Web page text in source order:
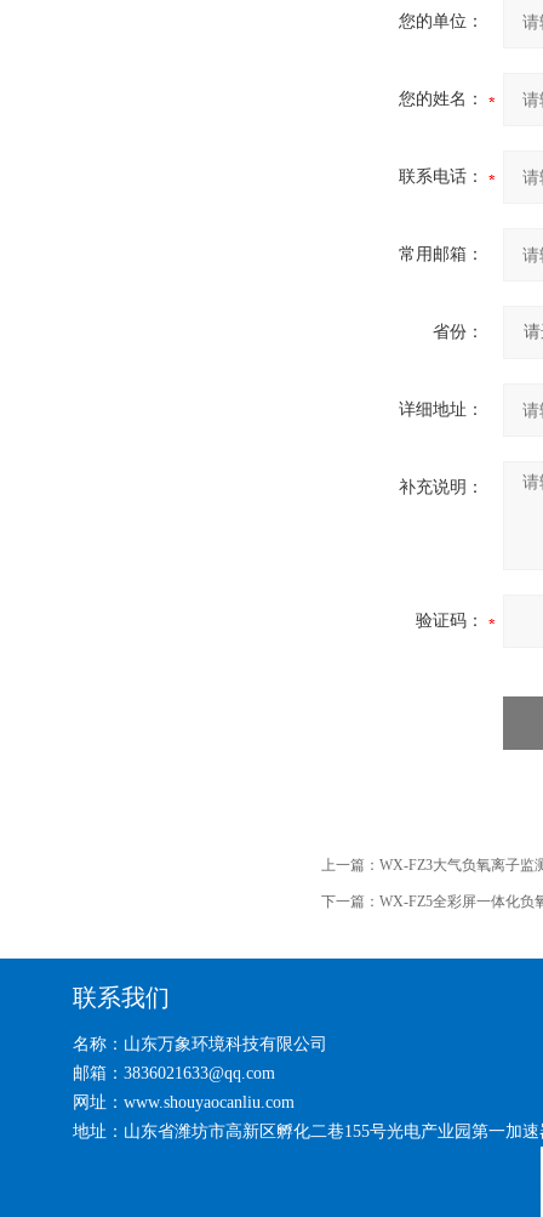
您的单位：
您的姓名：
联系电话：
常用邮箱：
省份：
详细地址：
补充说明：
验证码：
上一篇： WX-FZ3大气负氧离子监
下一篇： WX-FZ5全彩屏一体化负
联系我们
名称：山东万象环境科技有限公司
邮箱：3836021633@qq.com
网址：www.shouyaocanliu.com
地址：山东省潍坊市高新区孵化二巷155号光电产业园第一加